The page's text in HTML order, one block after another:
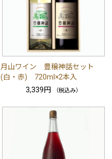
月山ワイン 豊穣神話セット
(白・赤) 720ml×2本入
3,339円
（税込み）